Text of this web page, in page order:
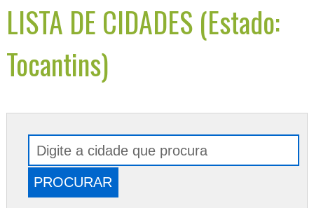
LISTA DE CIDADES (Estado:
Tocantins)